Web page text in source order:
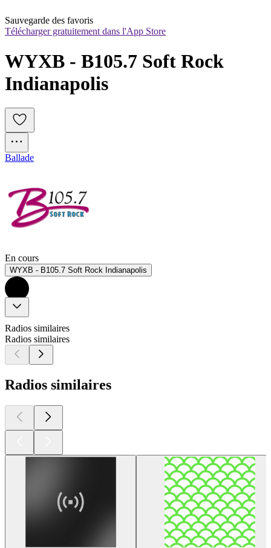
Sauvegarde des favoris
Télécharger gratuitement dans l'App Store
WYXB - B105.7 Soft Rock
Indianapolis
Ballade
En cours
WYXB - B105.7 Soft Rock Indianapolis
Radios similaires
Radios similaires
Radios similaires